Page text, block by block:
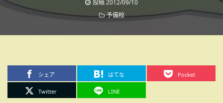
投稿2012/09/10
予備校
シェア はてな Pocket
Twitter LINE